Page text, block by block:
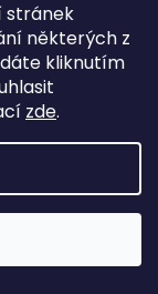
stránek
některých z
kliknutím
zde.